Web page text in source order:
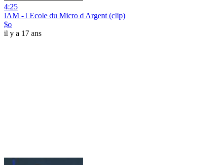
4:25
IAM - l Ecole du Micro d Argent (clip)
$o
il y a 17 ans